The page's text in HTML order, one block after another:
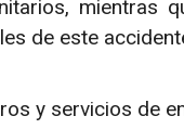
mientras
de este
y servicios de